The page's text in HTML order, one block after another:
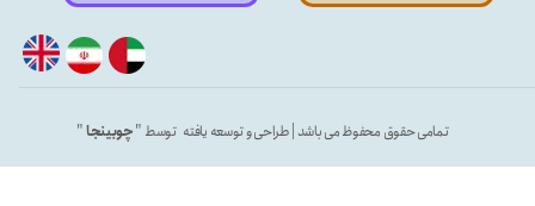
تمامی حقوق محفوظ می باشد | طراحی و توسعه یافته توسط "چوبینجا"